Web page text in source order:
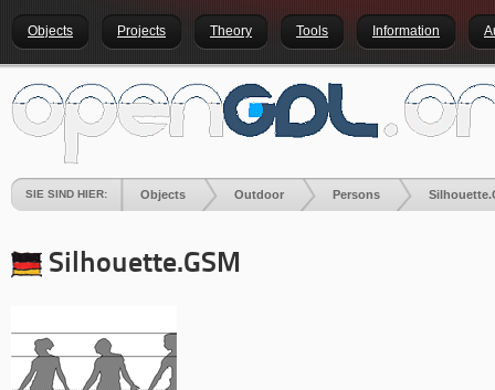
Objects Projects Theory Tools Information
SIE SIND HIER: Objects Outdoor Persons
Silhouette.GSM